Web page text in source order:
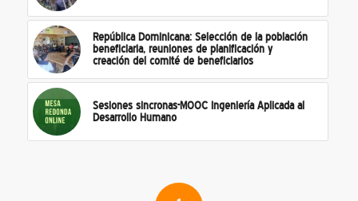
República Dominicana: Selección de la población
beneficiaria, reuniones de planificación y
creación del comité de beneficiarios
Sesiones sincronas-MOOC Ingeniería Aplicada al
Desarrollo Humano